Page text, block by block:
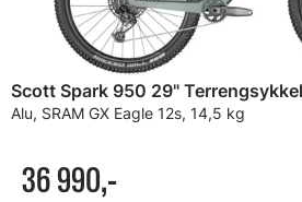
Scott Spark 950 29" Terrengsykkel
Alu, SRAM GX Eagle 12s, 14,5 kg
36 990,-